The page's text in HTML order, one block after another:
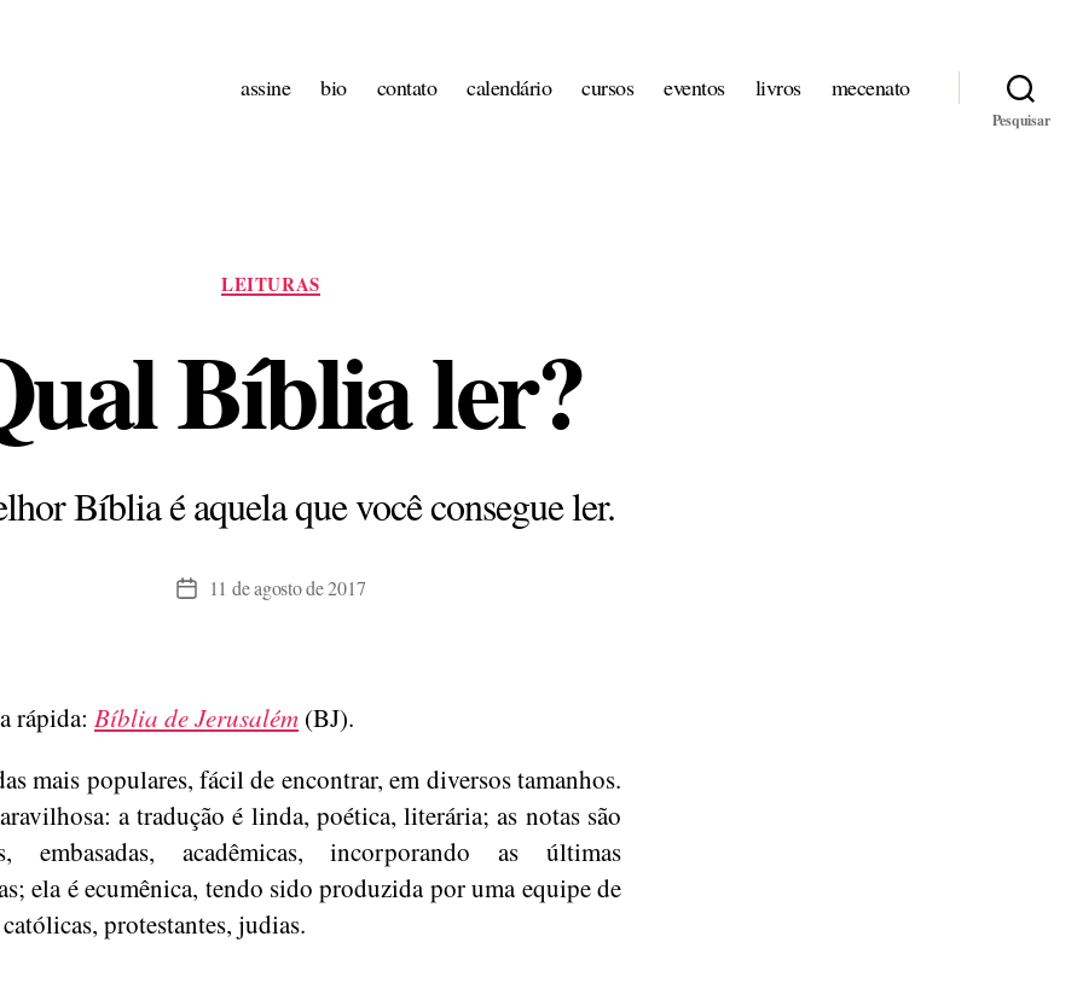
assine bio contato calendário cursos eventos livros mecenato
Pesquisar
Categorias
LEITURAS
Bíblia ler?
Bíblia é aquela que você consegue ler.
Data11 de agosto de 2017
rápida: Bíblia de Jerusalém (BJ).
mais populares, fácil de encontrar, em diversos tamanhos.
a tradução é linda, poética, literária; as notas são
embasadas, acadêmicas, incorporando as últimas
ela é ecumênica, tendo sido produzida por uma equipe de
católicas, protestantes, judias.